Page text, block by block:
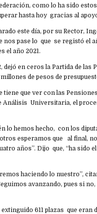
como lo ha sido
hasta hoy gracias al
este día, por su Rector,
nos pase lo que se registó el
el año 2021.
dejó en ceros la Partida de
de pesos de
tiene que ver con las
Análisis Universitaria, el
lo hemos hecho, con los
esperamos que al final,
años”. Dijo que, “ha sido
haciendo lo nuestro”,
avanzando, pues si
extinguido 611 plazas que